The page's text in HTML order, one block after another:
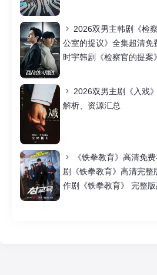
2026双男主韩剧《检
公室的提议》全集超清免
时宇韩剧《检察官的提案
2026双男主剧《入戏
解析、资源汇总
《铁拳教育》高清免
剧《铁拳教育》高清完整
作剧《铁拳教育》 完整
影院李星民主演《铁拳